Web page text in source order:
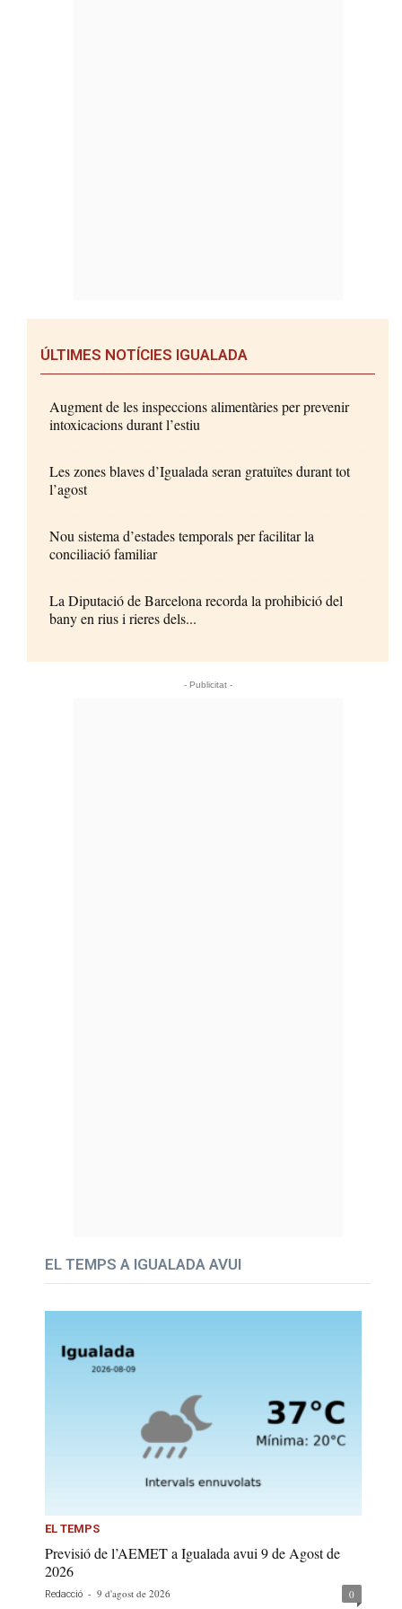
ÚLTIMES NOTÍCIES IGUALADA
Augment de les inspeccions alimentàries per prevenir
intoxicacions durant l’estiu
Les zones blaves d’Igualada seran gratuïtes durant tot
l’agost
Nou sistema d’estades temporals per facilitar la
conciliació familiar
La Diputació de Barcelona recorda la prohibició del
bany en rius i rieres dels...
- Publicitat -
EL TEMPS A IGUALADA AVUI
EL TEMPS
Previsió de l’AEMET a Igualada avui 9 de Agost de
2026
Redacció - 9 d'agost de 2026 0